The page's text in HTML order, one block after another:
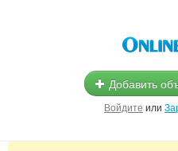
Добавить
Войдите или